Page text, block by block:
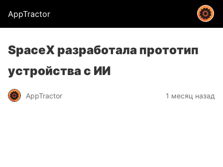
AppTractor
SpaceX разработала прототип
устройства с ИИ
AppTractor 1 месяц назад